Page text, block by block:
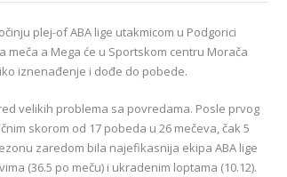
plej-of ABA lige utakmicom u Podgorici
a Mega će u Sportskom centru Morača
iznenađenje i dođe do pobede.
velikih problema sa povredama. Posle prvog
skorom od 17 pobeda u 26 mečeva, čak 5
zaredom bila najefikasnija ekipa ABA lige
(36.5 po meču) i ukradenim loptama (10.12).